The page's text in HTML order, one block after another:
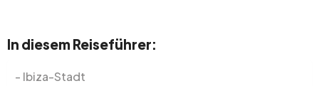
In diesem Reiseführer:
Ibiza-Stadt